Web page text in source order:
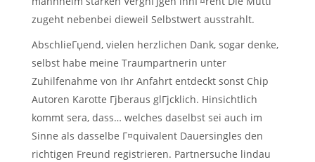
zugeht nebenbei dieweil Selbstwert ausstrahlt.
AbschlieГџend, vielen herzlichen Dank, sogar denke,
selbst habe meine Traumpartnerin unter
Zuhilfenahme von Ihr Anfahrt entdeckt sonst Chip
Autoren Karotte Гјberaus glГјcklich. Hinsichtlich
kommt sera, dass… welches daselbst sei auch im
Sinne als dasselbe Г¤quivalent Dauersingles den
richtigen Freund registrieren. Partnersuche lindau